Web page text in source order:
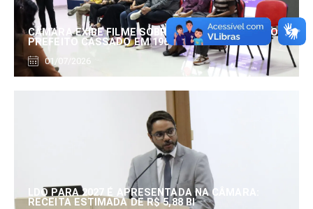
CÂMARA EXIBE FILME SOBRE EDUARDO SERRANO,
PREFEITO CASSADO EM 1960
01/07/2026
LDO PARA 2027 É APRESENTADA NA CÂMARA:
RECEITA ESTIMADA DE R$ 5,88 BI